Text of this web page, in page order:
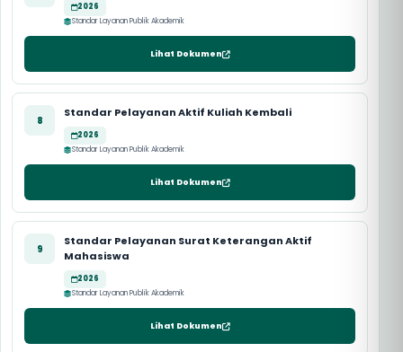
2026
Standar Layanan Publik Akademik
Lihat Dokumen
8
Standar Pelayanan Aktif Kuliah Kembali
2026
Standar Layanan Publik Akademik
Lihat Dokumen
9
Standar Pelayanan Surat Keterangan Aktif
Mahasiswa
2026
Standar Layanan Publik Akademik
Lihat Dokumen